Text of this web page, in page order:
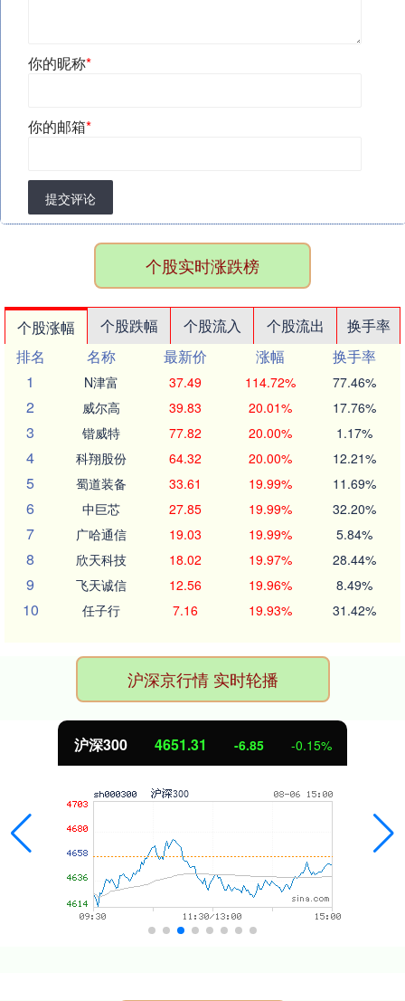
你的昵称*
你的邮箱*
提交评论
个股实时涨跌榜
个股涨幅 个股跌幅 个股流入 个股流出
换手率
排名
名称 最新价 涨幅
换手率
1
N津富 37.49 114.72% 77.46%
2 威尔高 39.83 20.01% 17.76%
3 锴威特 77.82 20.00% 1.17%
4 科翔股份 64.32 20.00% 12.21%
5 蜀道装备 33.61 19.99% 11.69%
6 中巨芯 27.85 19.99% 32.20%
7 广哈通信 19.03 19.99% 5.84%
8 欣天科技 18.02 19.97% 28.44%
9 飞天诚信 12.56 19.96% 8.49%
10 任子行 7.16 19.93% 31.42%
沪深京行情 实时轮播
沪深300 4651.31 -6.85 -0.15%